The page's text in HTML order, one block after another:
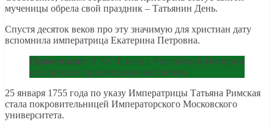
мученицы обрела свой праздник – Татьянин День.
Спустя десяток веков про эту значимую для христиан дату
вспомнила императрица Екатерина Петровна.
Примечание: В XVIII веке в Российской Империи
шел процесс просвещения населения.
25 января 1755 года по указу Императрицы Татьяна Римская
стала покровительницей Императорского Московского
университета.